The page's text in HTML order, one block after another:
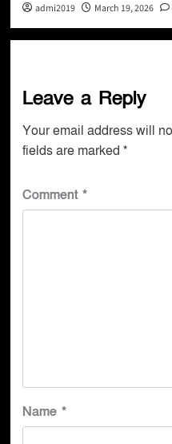
admi2019 March 19, 2026
Leave a Reply
Your email address will
fields are marked *
Comment *
Name *